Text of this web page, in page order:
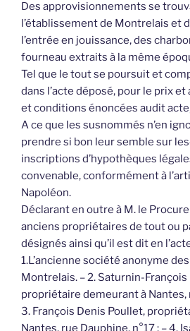
Des approvisionnements se
l’établissement de Montrelais et
l’entrée en jouissance, des
fourneau extraits à la même
Tel que le tout se poursuit et
dans l’acte déposé, pour le prix et
et conditions énoncées audit
A ce que les susnommés n’en
prendre si bon leur semble sur
inscriptions d’hypothèques
convenable, conformément à
Napoléon.
Déclarant en outre à M. le
anciens propriétaires de tout ou
désignés ainsi qu’il est dit en
1.L’ancienne société anonyme
Montrelais. – 2. Saturnin-
propriétaire demeurant à Nantes,
3. François Denis Poullet,
Nantes, rue Dauphine, n°17 ; – 4.